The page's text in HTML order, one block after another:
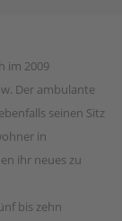
im 2009
Der ambulante
seinen Sitz
in
ihr neues zu
bis zehn